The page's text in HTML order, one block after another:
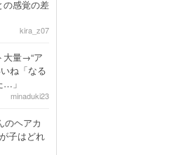
感覚の差
kira_z07
大量→“ア
ね「なる
…」
minaduki23
のヘアカ
子はどれ